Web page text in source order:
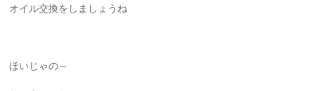
オイル交換をしましょうね
ほいじゃの～